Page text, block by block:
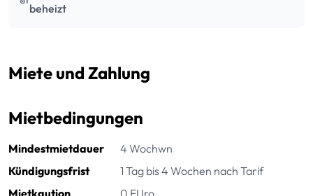
beheizt
Miete und Zahlung
Mietbedingungen
Mindestmietdauer
4 Wochwn
Kündigungsfrist
1 Tag bis 4 Wochen nach Tarif
Mietkaution
0 EUro